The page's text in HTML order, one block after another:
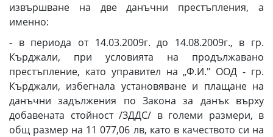
извършване на две данъчни престъпления, а
именно:
- в периода от 14.03.2009г. до 14.08.2009г., в гр.
Кърджали, при условията на продължавано
престъпление, като управител на „Ф.И." ООД - гр.
Кърджали, избегнала установяване и плащане на
данъчни задължения по Закона за данък върху
добавената стойност /ЗДДС/ в големи размери, в
общ размер на 11 077,06 лв, като в качеството си на